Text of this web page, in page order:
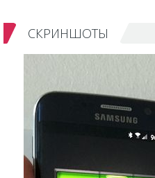
СКРИНШОТЫ